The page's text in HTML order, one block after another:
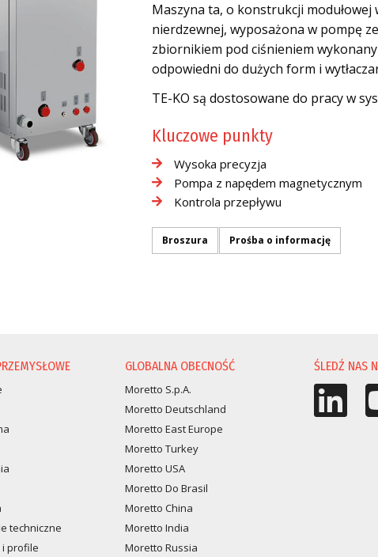
Maszyna ta, o konstrukcji
nierdzewnej, wyposażona w pompę
zbiornikiem pod ciśnieniem
odpowiedni do dużych form i
TE-KO są dostosowane do pracy w
Kluczowe punkty
Wysoka precyzja
Pompa z napędem magnetycznym
Kontrola przepływu
Broszura Prośba o informację
techniczne
i profile
GLOBALNA OBECNOŚĆ
Moretto S.p.A.
Moretto Deutschland
Moretto East Europe
Moretto Turkey
Moretto USA
Moretto Do Brasil
Moretto China
Moretto India
Moretto Russia
ŚLEDŹ NAS